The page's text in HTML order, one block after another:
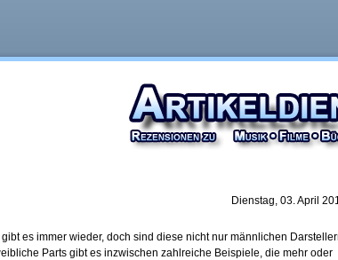
Dienstag, 03. April
es immer wieder, doch sind diese nicht nur männlichen
Parts gibt es inzwischen zahlreiche Beispiele, die mehr oder